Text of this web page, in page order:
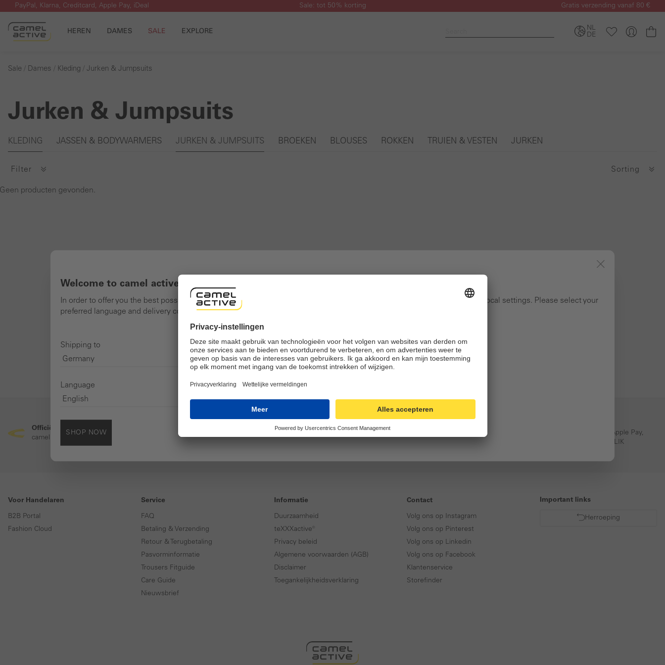
naar de hoofdinhoud
Ga naar de zoekopdracht
Ga naar de hoofdnavigatie
PayPal, Klarna, Creditcard, Apple Pay, iDeal Sale: tot 50% korting Gratis verzending vanaf 80 €
HEREN DAMES SALE EXPLORE
NL
DE
Sale Dames Kleding Jurken & Jumpsuits
Jurken & Jumpsuits
Galerie overslaan
KLEDING JASSEN & BODYWARMERS JURKEN & JUMPSUITS BROEKEN BLOUSES ROKKEN TRUIEN & VESTEN JURKEN
Filter Sorting
producten gevonden.
Officiële online winkel
camel active merkwinkel
Veilige SSL-verbinding
Eenvoudig retourneren
Gratis en eenvoudige retournering
PayPal, Klarna, Credit Card, Apple Pay,
iDEAL| WERO, bancontact, BLIK
Voor Handelaren
B2B Portal
Fashion Cloud
Service
FAQ
Betaling & Verzending
Retour & Terugbetaling
Pasvorminformatie
Trousers Fitguide
Care Guide
Nieuwsbrief
Informatie
Duurzaamheid
teXXXactive®
Privacy beleid
Algemene voorwaarden (AGB)
Disclaimer
Toegankelijkheidsverklaring
Contact
Volg ons op Instagram
Volg ons op Pinterest
Volg ons op Linkedin
Volg ons op Facebook
Klantenservice
Storefinder
Important links
Herroeping
Welcome to camel active online shop
In order to offer you the best possible shopping experience, we would like to show you the online shop according to your local settings. Please select your
preferred language and delivery country and note that we currently only ship to countries shown here.
Shipping to
Language
SHOP NOW